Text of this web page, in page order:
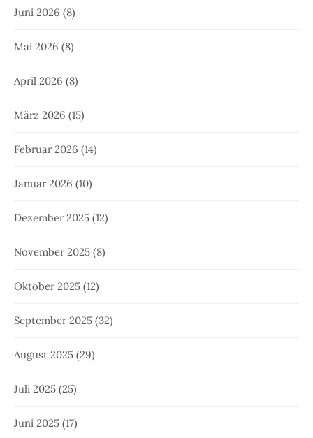
Juni 2026 (8)
Mai 2026 (8)
April 2026 (8)
März 2026 (15)
Februar 2026 (14)
Januar 2026 (10)
Dezember 2025 (12)
November 2025 (8)
Oktober 2025 (12)
September 2025 (32)
August 2025 (29)
Juli 2025 (25)
Juni 2025 (17)